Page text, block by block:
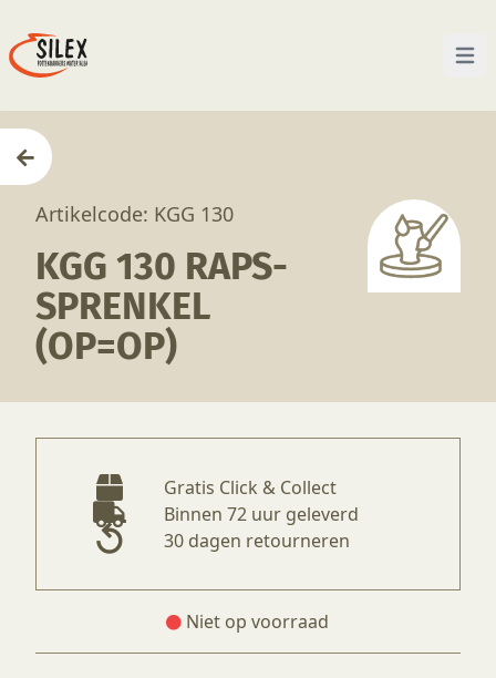
Open
Artikelcode: KGG 130
KGG 130 RAPS-
SPRENKEL
(OP=OP)
Gratis Click & Collect
Binnen 72 uur geleverd
30 dagen retourneren
Niet op voorraad